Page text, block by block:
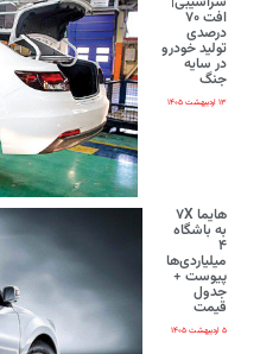
افت ۷۰
درصدی
تولید خودرو
در سایه
جنگ
۱۳ اردیبهشت ۱۴۰۵
هایما ۷X
به باشگاه
۴
میلیاردی‌ها
پیوست +
جدول
قیمت
۵ اردیبهشت ۱۴۰۵